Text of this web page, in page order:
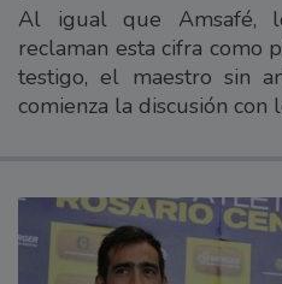
Al igual que Amsafé,
reclaman esta cifra como
testigo, el maestro sin
comienza la discusión con